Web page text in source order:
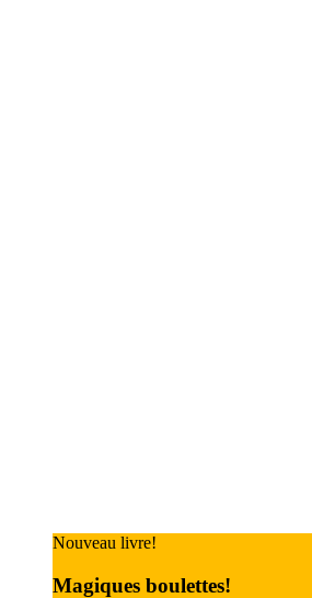
Nouveau livre!
Magiques boulettes!